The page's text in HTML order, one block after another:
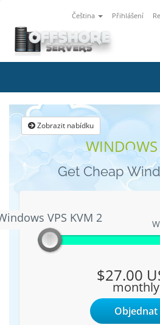
Čeština Přihlášení
Zobrazit nabídku
WINDOWS
Get Cheap
VPS KVM 2
Windows VPS KVM 2
$27.00
monthly
Objednat